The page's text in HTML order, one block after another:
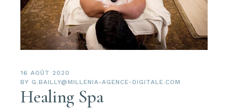
16 AOÛT 2020
BY G.BAILLY@MILLENIA-AGENCE-DIGITALE.COM
Healing Spa